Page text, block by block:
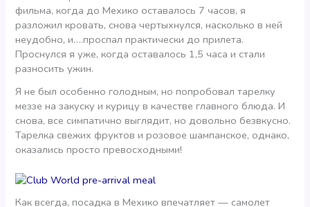
фильма, когда до Мехико оставалось 7 часов, я
разложил кровать, снова чертыхнулся, насколько в ней
неудобно, и….проспал практически до прилета.
Проснулся я уже, когда оставалось 1,5 часа и стали
разносить ужин.
Я не был особенно голодным, но попробовал тарелку
меззе на закуску и курицу в качестве главного блюда. И
снова, все симпатично выглядит, но довольно безвкусно.
Тарелка свежих фруктов и розовое шампанское, однако,
оказались просто превосходными!
Как всегда, посадка в Мехико впечатляет — самолет